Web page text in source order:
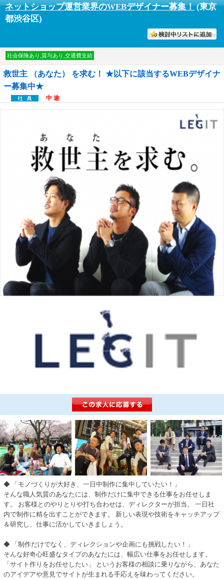
ネットショップ運営業界のWEBデザイナー募集！(東京
都渋谷区)
社会保険あり,賞与あり,交通費支給
救世主 （あなた） を求む！ ★以下に該当するWEBデザイナ
ー募集中★
中 途
◆ 「モノづくりが大好き、一日中制作に集中していたい！」
そんな職人気質のあなたには、制作だけに集中できる仕事をお任せしま
す。 お客様とのやりとりや打ち合わせは、ディレクターが担当。 一日社
内で制作に精を出すことができます。 新しい表現や技術をキャッチアップ
＆研究し、仕事に活かしていきましょう。
◆ 「制作だけでなく、ディレクションや企画にも挑戦したい！」
そんな好奇心旺盛なタイプのあなたには、幅広い仕事をお任せします。
「サイト作りをお任せしたい」 というお客様の相談に乗りながら、あなた
のアイデアや意見でサイトが生まれる手応えを味わってください。